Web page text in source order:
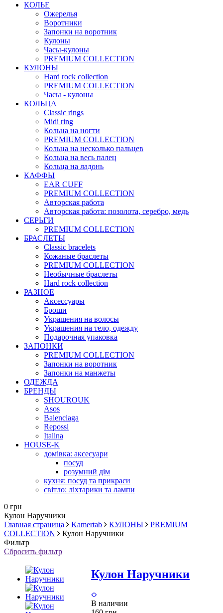
КОЛЬЕ
Ожерелья
Воротники
Запонки на воротник
Кулоны
Часы-кулоны
PREMIUM COLLECTION
КУЛОНЫ
Hard rock collection
PREMIUM COLLECTION
Часы - кулоны
КОЛЬЦА
Classic rings
Midi ring
Кольца на ногти
PREMIUM COLLECTION
Кольца на несколько пальцев
Кольца на весь палец
Кольца на ладонь
КАФФЫ
EAR CUFF
PREMIUM COLLECTION
Авторская работа
Авторская работа: позолота, серебро, медь
СЕРЬГИ
PREMIUM COLLECTION
БРАСЛЕТЫ
Classic bracelets
Кожаные браслеты
PREMIUM COLLECTION
Необычные браслеты
Hard rock collection
РАЗНОЕ
Аксессуары
Броши
Украшения на волосы
Украшения на тело, одежду
Подарочная упаковка
ЗАПОНКИ
PREMIUM COLLECTION
Запонки на воротник
Запонки на манжеты
ОДЕЖДА
БРЕНДЫ
SHOUROUK
Asos
Balenciaga
Repossi
Italina
HOUSE-K
домівка: аксесуари
посуд
розумний дім
кухня: посуд та прикраси
світло: ліхтарики та лампи
0 грн
Кулон Наручники
Главная страница
Kamertab КУЛОНЫ
PREMIUM
COLLECTION
Кулон Наручники
Фильтр
Сбросить фильтр
Кулон Наручники
В наличии